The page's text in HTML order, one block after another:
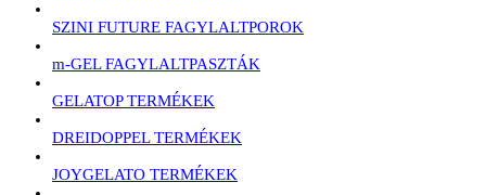
SZINI FUTURE FAGYLALTPOROK
m-GEL FAGYLALTPASZTÁK
GELATOP TERMÉKEK
DREIDOPPEL TERMÉKEK
JOYGELATO TERMÉKEK